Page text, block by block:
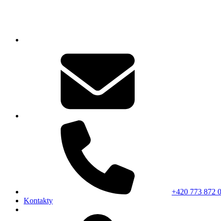
+420 773 872
Kontakty